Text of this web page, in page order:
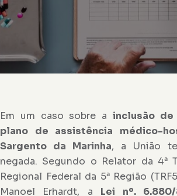
Em um caso sobre a inclusão de
plano de assistência médico-
Sargento da Marinha, a União
negada. Segundo o Relator da 4ª
Regional Federal da 5ª Região
Manoel Erhardt, a Lei nº.